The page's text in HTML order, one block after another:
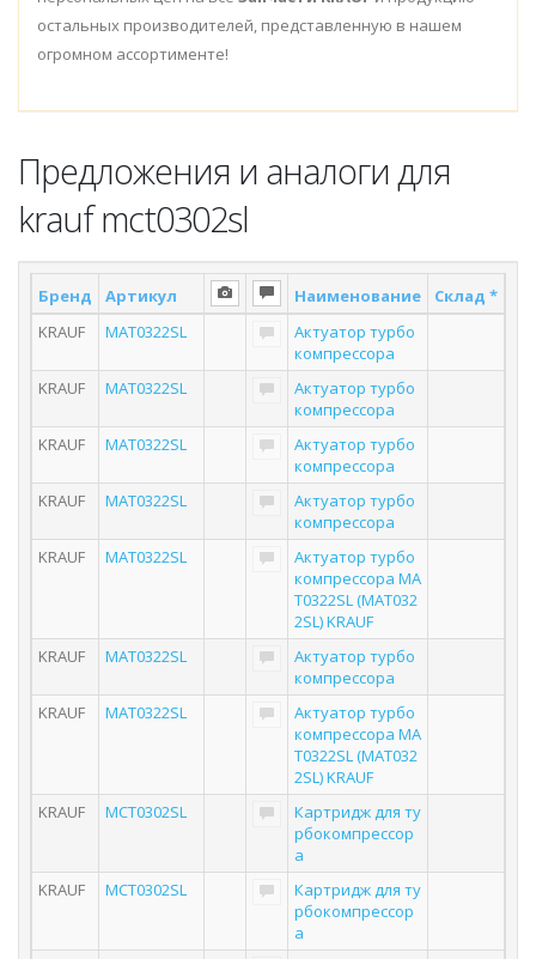
остальных производителей, представленную в нашем
огромном ассортименте!
Предложения и аналоги для
krauf mct0302sl
Бренд Артикул Наименование Склад *
KRAUF
MAT0322SL
Актуатор турбо
компрессора
KRAUF
MAT0322SL
Актуатор турбо
компрессора
KRAUF
MAT0322SL
Актуатор турбо
компрессора
KRAUF
MAT0322SL
Актуатор турбо
компрессора
KRAUF
MAT0322SL
Актуатор турбо
компрессора MA
T0322SL (MAT032
2SL) KRAUF
KRAUF
MAT0322SL
Актуатор турбо
компрессора
KRAUF
MAT0322SL
Актуатор турбо
компрессора MA
T0322SL (MAT032
2SL) KRAUF
KRAUF
MCT0302SL
Картридж для ту
рбокомпрессор
а
KRAUF
MCT0302SL
Картридж для ту
рбокомпрессор
а